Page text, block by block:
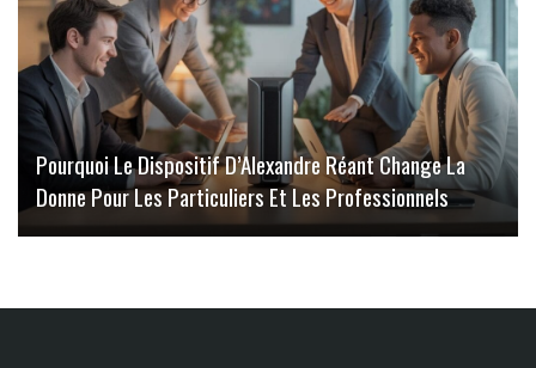
Pourquoi Le Dispositif D’Alexandre Réant Change La
Donne Pour Les Particuliers Et Les Professionnels